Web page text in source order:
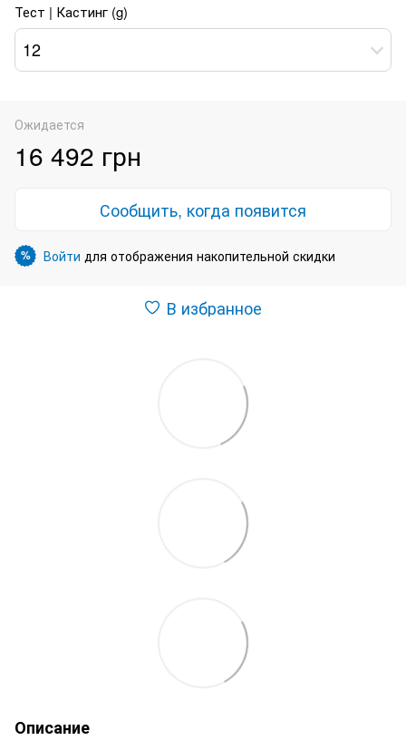
Тест | Кастинг (g)
12
Ожидается
16 492 грн
Сообщить, когда появится
% Войти для отображения накопительной скидки
В избранное
Описание